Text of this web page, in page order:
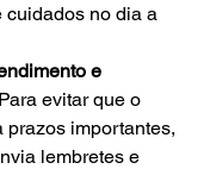
cuidados no dia a
e
Para evitar que o
prazos importantes,
lembretes e